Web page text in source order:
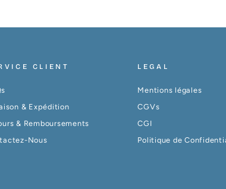
CLIENT
& Expédition
& Remboursements
Nous
LEGAL
Mentions légales
CGVs
CGI
Politique de